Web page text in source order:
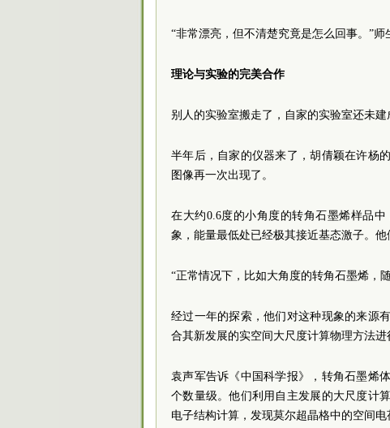
“非常漂亮，但不清楚究竟是怎么回事。”师
理论与实验的完美合作
别人的实验室搬走了，自家的实验室还未建
半年后，自家的仪器来了，胡倩颖在许杨
图像再一次出现了。
在大约0.6度的小角度的转角石墨烯样品
象，能量最低处已经极其接近基态激子。他
“正常情况下，比如大角度的转角石墨烯，
经过一年的探索，他们对这种现象的来源
合其新发展的实空间大尺度计算物理方法进
袁声军告诉《中国科学报》，转角石墨烯
个数量级。他们利用自主发展的大尺度计
电子结构计算，发现莫尔超晶格中的空间